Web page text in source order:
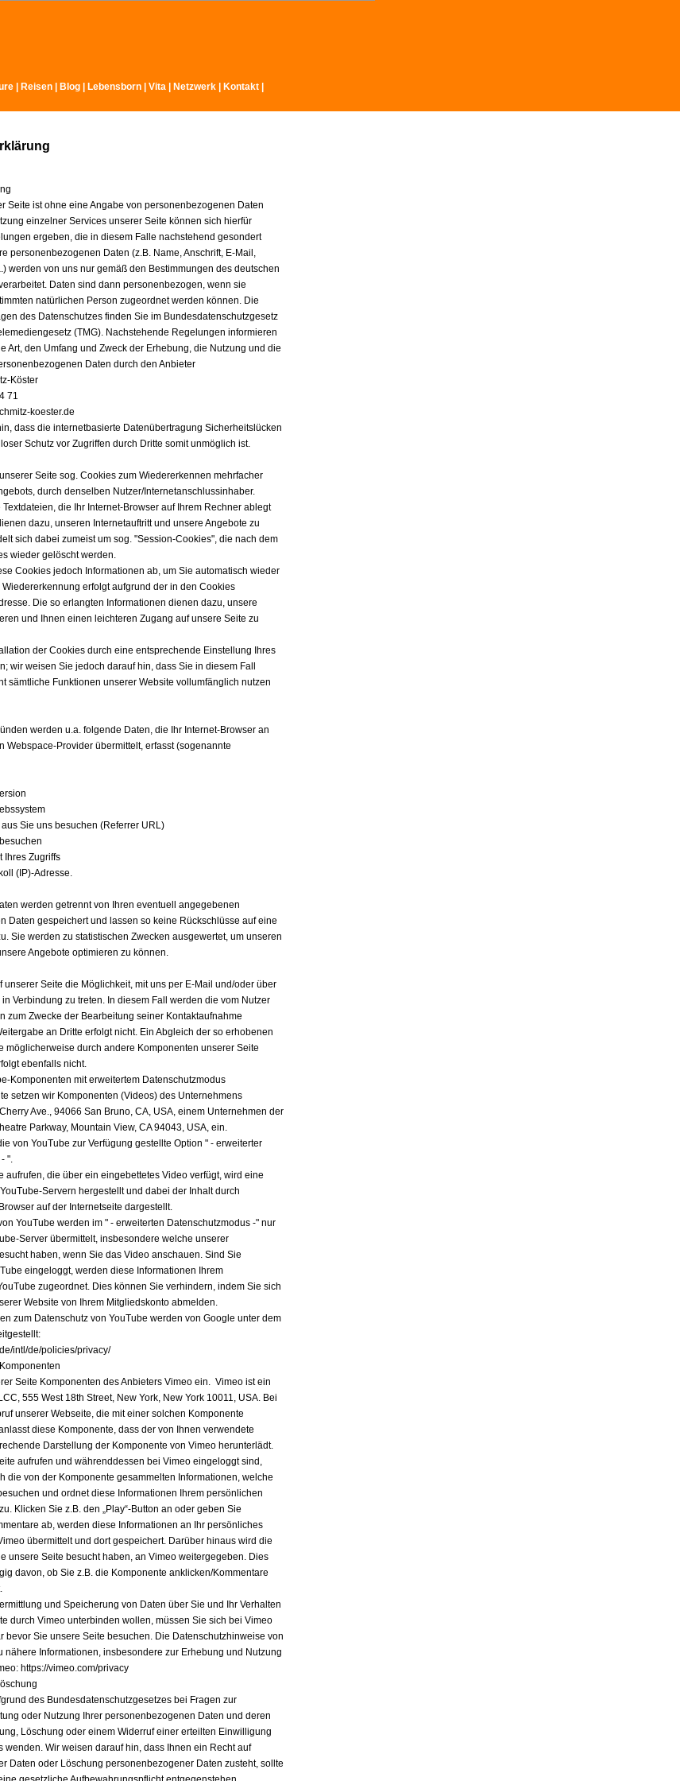
Reisen Blog Lebensborn Vita Netzwerk Kontakt
Seite ist ohne eine Angabe von personenbezogenen Daten
einzelner Services unserer Seite können sich hierfür
ergeben, die in diesem Falle nachstehend gesondert
personenbezogenen Daten (z.B. Name, Anschrift, E-Mail,
werden von uns nur gemäß den Bestimmungen des deutschen
Daten sind dann personenbezogen, wenn sie
natürlichen Person zugeordnet werden können. Die
des Datenschutzes finden Sie im Bundesdatenschutzgesetz
(TMG). Nachstehende Regelungen informieren
Art, den Umfang und Zweck der Erhebung, die Nutzung und die
Daten durch den Anbieter
Köster
71
koester.de
dass die internetbasierte Datenübertragung Sicherheitslücken
Schutz vor Zugriffen durch Dritte somit unmöglich ist.
Seite sog. Cookies zum Wiedererkennen mehrfacher
durch denselben Nutzer/Internetanschlussinhaber.
die Ihr Internet-Browser auf Ihrem Rechner ablegt
dazu, unseren Internetauftritt und unsere Angebote zu
sich dabei zumeist um sog. "Session-Cookies", die nach dem
wieder gelöscht werden.
Cookies jedoch Informationen ab, um Sie automatisch wieder
erfolgt aufgrund der in den Cookies
Die so erlangten Informationen dienen dazu, unsere
und Ihnen einen leichteren Zugang auf unsere Seite zu
der Cookies durch eine entsprechende Einstellung Ihres
wir weisen Sie jedoch darauf hin, dass Sie in diesem Fall
sämtliche Funktionen unserer Website vollumfänglich nutzen
werden u.a. folgende Daten, die Ihr Internet-Browser an
Webspace-Provider übermittelt, erfasst (sogenannte
Sie uns besuchen (Referrer URL)
Ihres Zugriffs
(IP)-Adresse.
werden getrennt von Ihren eventuell angegebenen
Daten gespeichert und lassen so keine Rückschlüsse auf eine
Sie werden zu statistischen Zwecken ausgewertet, um unseren
Angebote optimieren zu können.
unserer Seite die Möglichkeit, mit uns per E-Mail und/oder über
Verbindung zu treten. In diesem Fall werden die vom Nutzer
zum Zwecke der Bearbeitung seiner Kontaktaufnahme
an Dritte erfolgt nicht. Ein Abgleich der so erhobenen
möglicherweise durch andere Komponenten unserer Seite
ebenfalls nicht.
Komponenten mit erweitertem Datenschutzmodus
setzen wir Komponenten (Videos) des Unternehmens
Ave., 94066 San Bruno, CA, USA, einem Unternehmen der
Parkway, Mountain View, CA 94043, USA, ein.
von YouTube zur Verfügung gestellte Option " - erweiterter
".
aufrufen, die über ein eingebettetes Video verfügt, wird eine
Servern hergestellt und dabei der Inhalt durch
auf der Internetseite dargestellt.
YouTube werden im " - erweiterten Datenschutzmodus -" nur
Server übermittelt, insbesondere welche unserer
haben, wenn Sie das Video anschauen. Sind Sie
eingeloggt, werden diese Informationen Ihrem
zugeordnet. Dies können Sie verhindern, indem Sie sich
Website von Ihrem Mitgliedskonto abmelden.
zum Datenschutz von YouTube werden von Google unter dem
intl/de/policies/privacy/
Seite Komponenten des Anbieters Vimeo ein. Vimeo ist ein
555 West 18th Street, New York, New York 10011, USA. Bei
unserer Webseite, die mit einer solchen Komponente
diese Komponente, dass der von Ihnen verwendete
Darstellung der Komponente von Vimeo herunterlädt.
aufrufen und währenddessen bei Vimeo eingeloggt sind,
die von der Komponente gesammelten Informationen, welche
und ordnet diese Informationen Ihrem persönlichen
Klicken Sie z.B. den „Play“-Button an oder geben Sie
ab, werden diese Informationen an Ihr persönliches
übermittelt und dort gespeichert. Darüber hinaus wird die
unsere Seite besucht haben, an Vimeo weitergegeben. Dies
davon, ob Sie z.B. die Komponente anklicken/Kommentare
und Speicherung von Daten über Sie und Ihr Verhalten
durch Vimeo unterbinden wollen, müssen Sie sich bei Vimeo
bevor Sie unsere Seite besuchen. Die Datenschutzhinweise von
nähere Informationen, insbesondere zur Erhebung und Nutzung
https://vimeo.com/privacy
des Bundesdatenschutzgesetzes bei Fragen zur
oder Nutzung Ihrer personenbezogenen Daten und deren
Löschung oder einem Widerruf einer erteilten Einwilligung
wenden. Wir weisen darauf hin, dass Ihnen ein Recht auf
Daten oder Löschung personenbezogener Daten zusteht, sollte